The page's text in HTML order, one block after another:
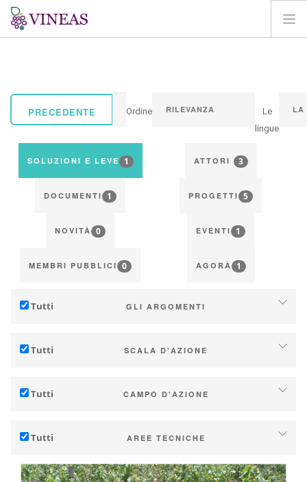
SOLUZIONI E LEVE
PRECEDENTE Ordine
Le
lingue
SOLUZIONI E LEVE 1 ATTORI 3
DOCUMENTI 1 PROGETTI 5
NOVITÀ 0 EVENTI 1
MEMBRI PUBBLICI 0 AGORÀ 1
Tutti GLI ARGOMENTI
Mitigazione (delle emissioni di gas serra)
Tutti SCALA D'AZIONE
Industria, cooperative
Politiche pubbliche
Tutti CAMPO D'AZIONE
Gestione - marketing
Strategia - transizione
Tutti AREE TECNICHE
Suolo